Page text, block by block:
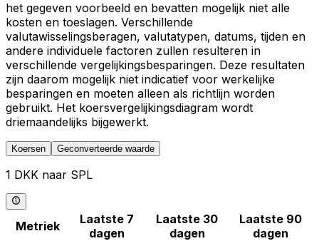
het gegeven voorbeeld en bevatten mogelijk niet alle
kosten en toeslagen. Verschillende
valutawisselingsberagen, valutatypen, datums, tijden en
andere individuele factoren zullen resulteren in
verschillende vergelijkingsbesparingen. Deze resultaten
zijn daarom mogelijk niet indicatief voor werkelijke
besparingen en moeten alleen als richtlijn worden
gebruikt. Het koersvergelijkingsdiagram wordt
driemaandelijks bijgewerkt.
Koersen Geconverteerde waarde
1 DKK naar SPL
Metriek
Laatste 7
dagen
Laatste 30
dagen
Laatste 90
dagen